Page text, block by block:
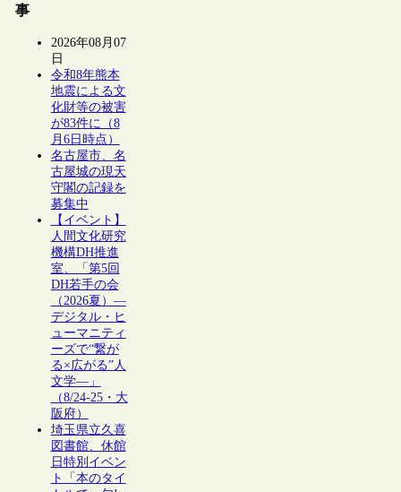
事
2026年08月07
日
令和8年熊本
地震による文
化財等の被害
が83件に（8
月6日時点）
名古屋市、名
古屋城の現天
守閣の記録を
募集中
【イベント】
人間文化研究
機構DH推進
室、「第5回
DH若手の会
（2026夏）―
デジタル・ヒ
ューマニティ
ーズで“繋が
る×広がる”人
文学―」
（8/24-25・大
阪府）
埼玉県立久喜
図書館、休館
日特別イベン
ト「本のタイ